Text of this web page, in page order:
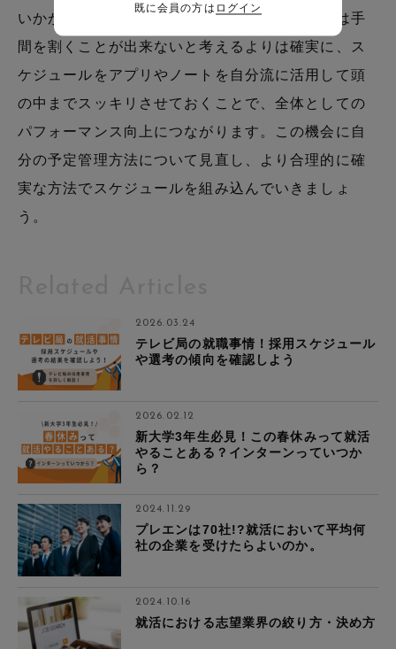
いかがでしたか。就活期のスケジュール管理には手
間を割くことが出来ないと考えるよりは確実に、ス
ケジュールをアプリやノートを自分流に活用して頭
の中までスッキリさせておくことで、全体としての
パフォーマンス向上につながります。この機会に自
分の予定管理方法について見直し、より合理的に確
実な方法でスケジュールを組み込んでいきましょ
う。
2026.03.24
テレビ局の就職事情！採用スケジュール
や選考の傾向を確認しよう
2026.02.12
新大学3年生必見！この春休みって就活
やることある？インターンっていつか
ら？
2024.11.29
プレエンは70社!?就活において平均何
社の企業を受けたらよいのか。
2024.10.16
就活における志望業界の絞り方・決め方
既に会員の方は ログイン